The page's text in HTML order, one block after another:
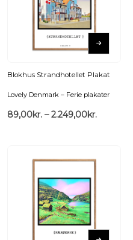
Blokhus Strandhotellet Plakat
Lovely Denmark – Ferie plakater
89,00kr. – 2.249,00kr.